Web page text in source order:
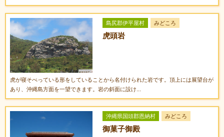
島尻郡伊平屋村 みどころ
虎頭岩
虎が寝そべっている形をしていることから名付けられた岩です。頂上には展望台が
あり、沖縄島方面を一望できます。岩の斜面に設け...
沖縄県国頭郡恩納村 みどころ
御菓子御殿